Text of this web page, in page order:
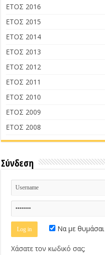
ΕΤΟΣ 2016
ΕΤΟΣ 2015
ΕΤΟΣ 2014
ΕΤΟΣ 2013
ΕΤΟΣ 2012
ΕΤΟΣ 2011
ΕΤΟΣ 2010
ΕΤΟΣ 2009
ΕΤΟΣ 2008
Σύνδεση
Να με θυμάσαι
Χάσατε τον κωδικό σας;